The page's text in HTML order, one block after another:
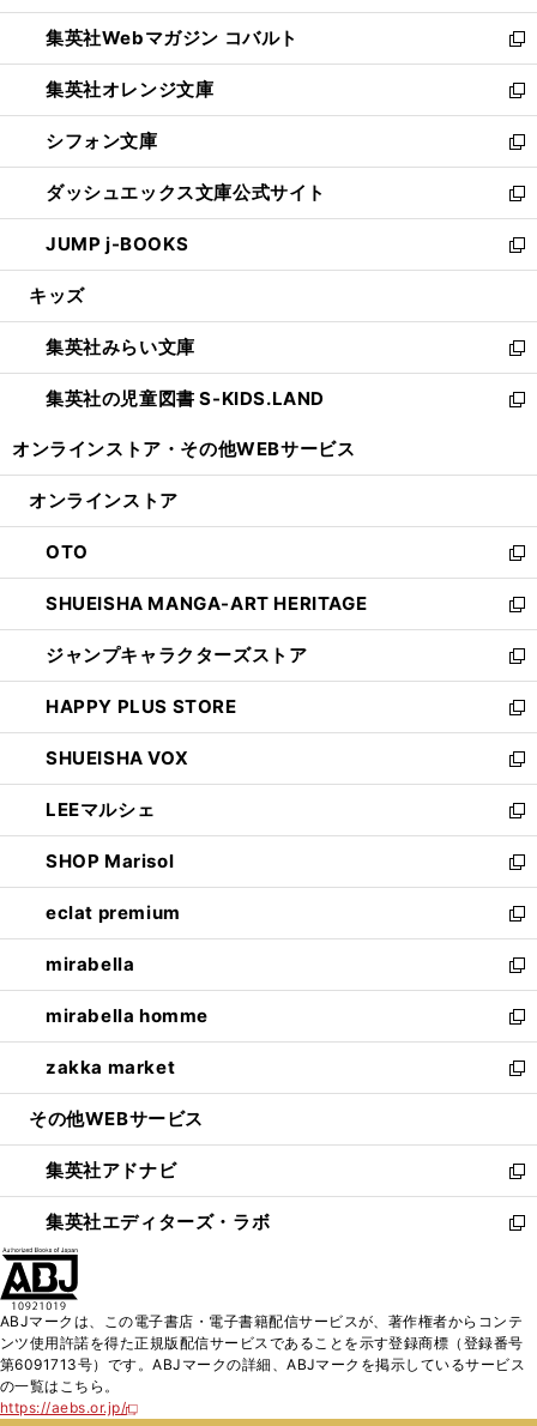
開
く
ウ
で
開
く
ン
ド
ウ
で
開
く
ウ
ィ
ン
ド
ウ
で
開
く
集英社Webマガジン コバルト
新
し
い
ウ
ィ
ン
ド
ウ
で
開
集英社オレンジ文庫
新
し
い
ウ
ィ
ン
ド
ウ
開
く
シフォン文庫
新
し
い
ウ
ィ
ン
ウ
で
開
く
ダッシュエックス文庫公式サイト
新
し
い
ウ
ン
ド
ウ
で
JUMP j-BOOKS
新
し
ウ
ィ
ン
ド
開
キッズ
集英社みらい文庫
新
し
い
ン
ウ
で
開
く
集英社の児童図書 S-KIDS.LAND
新
ウ
ン
ド
ウ
で
開
く
オンラインストア・ その他WEBサービス
オンラインストア
OTO
新
し
い
ウ
ィ
ン
ド
ウ
で
開
く
SHUEISHA MANGA-ART HERITAGE
新
し
い
ウ
ィ
ン
ド
ウ
で
開
く
ジャンプキャラクターズストア
新
し
い
ウ
ィ
ン
ド
ウ
で
開
く
HAPPY PLUS STORE
新
し
い
ウ
ィ
ン
ド
ウ
で
開
く
SHUEISHA VOX
新
し
い
ウ
ィ
ン
ド
ウ
で
開
く
LEEマルシェ
新
し
い
ウ
ィ
ン
ド
ウ
で
開
く
SHOP Marisol
新
し
い
ウ
ィ
ン
ド
ウ
で
開
eclat premium
新
し
い
ウ
ィ
ン
ド
ウ
開
く
mirabella
新
し
い
ウ
ィ
ン
ウ
で
開
く
mirabella homme
新
し
い
ウ
ン
ド
ウ
で
zakka market
新
し
ウ
ィ
ン
ド
く
その他WEBサービス
集英社アドナビ
新
し
い
ド
ウ
で
集英社エディターズ・ラボ
新
ィ
ン
ABJマークは、この電子書店・電子書籍配信サービスが、著作権者からコンテ
ンツ使用許諾を得た正規版配信サービスであることを示す登録商標（登録番号
第6091713号）です。ABJマークの詳細、ABJマークを掲示しているサービス
の一覧はこちら。
https://aebs.or.jp/
新